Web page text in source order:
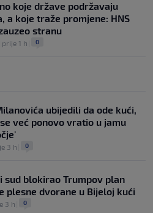
koje države podržavaju
a koje traže promjene: HNS
stranu
prije 1 h 0
ubijedili da ode kući,
već ponovo vratio u jamu
3 h 0
sud blokirao Trumpov plan
plesne dvorane u Bijeloj kući
3 h 0